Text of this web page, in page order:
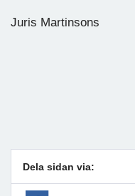
Juris Martinsons
Dela sidan via: